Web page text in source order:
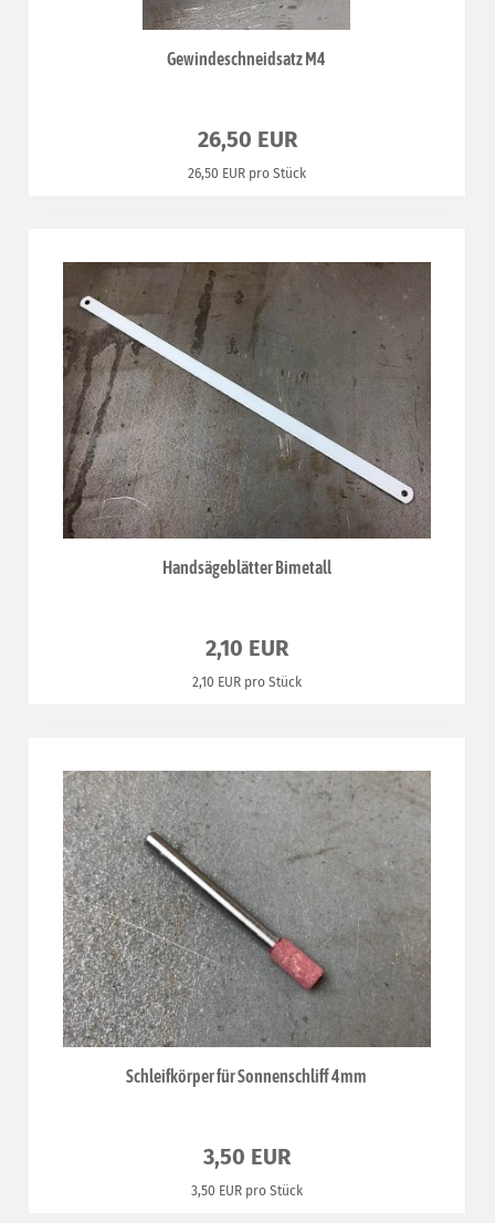
Gewindeschneidsatz M4
26,50 EUR
26,50 EUR pro Stück
Handsägeblätter Bimetall
2,10 EUR
2,10 EUR pro Stück
Schleifkörper für Sonnenschliff 4mm
3,50 EUR
3,50 EUR pro Stück